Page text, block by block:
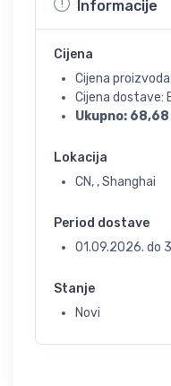
Informacije
Cijena
Cijena proizvoda:
Cijena dostave:
Ukupno: 68,68
Lokacija
CN, , Shanghai
Period dostave
01.09.2026. do
Stanje
Novi